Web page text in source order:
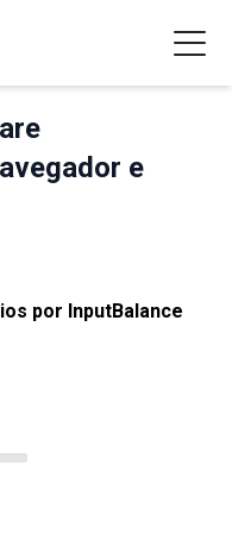
e
por InputBalance